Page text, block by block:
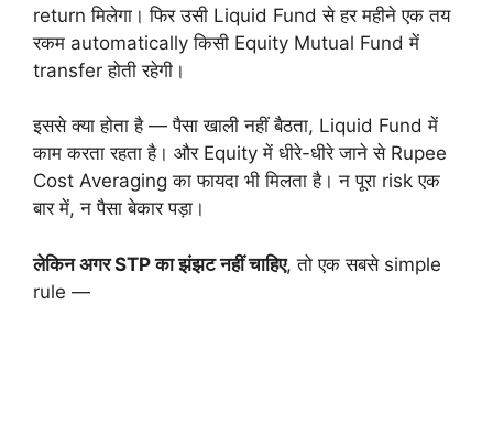
return मिलेगा। फिर उसी Liquid Fund से हर महीने एक तय
रकम automatically किसी Equity Mutual Fund में
transfer होती रहेगी।
इससे क्या होता है — पैसा खाली नहीं बैठता, Liquid Fund में
काम करता रहता है। और Equity में धीरे-धीरे जाने से Rupee
Cost Averaging का फायदा भी मिलता है। न पूरा risk एक
बार में, न पैसा बेकार पड़ा।
लेकिन अगर STP का झंझट नहीं चाहिए, तो एक सबसे simple
rule —